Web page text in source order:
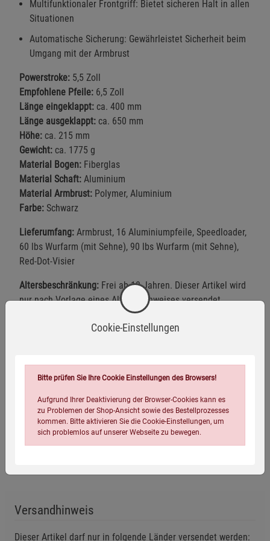
Multifunktionaler Frontgriff: Bietet sicheren Halt in allen
Situationen
Automatische Sicherung: Gewährleistet Sicherheit beim
Umgang mit der Armbrust
Powerstroke: 5,5 Zoll
Empfohlene Pfeile: 6,5 Zoll
Länge eingeklappt: ca. 400 mm
Länge ausgeklappt: ca. 650 mm
Höhe: ca. 215 mm
Gewicht: ca. 1775 g
Material Bogen: Fiberglas
Material Schaft: Aluminium
Material Armbrust: Polymer, Aluminium
Farbe: Schwarz
Lieferumfang: Armbrust, 16 Aluminiumpfeile, Speedloader,
60 lbs Wurfarm (mit Sehne), 90 lbs Wurfarm (mit Sehne),
Red-Dot-Visier
Altersbeschränkung: Frei ab 18 Jahren. Dieser Artikel wird
nur nach Vorlage eines Altersnachweises versendet.
Diese Armbrust ist keine Spielzeugwaffe und
unterliegt den Bestimmungen des Waffengesetzes.
Richten Sie die Armbrust niemals auf Menschen, Tiere
kann zu schweren Verletzungen oder Sachschäden
Schießen Sie niemals ohne Bolzen (Trockenschuss), da
Mehr anzeigen
Versandhinweis
Dieser Artikel darf nur in folgende Länder versendet werden:
Cookie-Einstellungen
Bitte prüfen Sie Ihre Cookie Einstellungen des Browsers!
Aufgrund Ihrer Deaktivierung der Browser-Cookies kann es
zu Problemen der Shop-Ansicht sowie des Bestellprozesses
kommen. Bitte aktivieren Sie die Cookie-Einstellungen, um
sich problemlos auf unserer Webseite zu bewegen.